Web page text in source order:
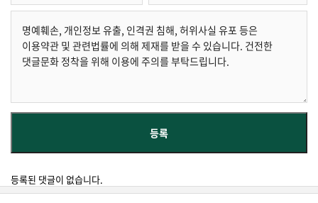
등록된 댓글이 없습니다.